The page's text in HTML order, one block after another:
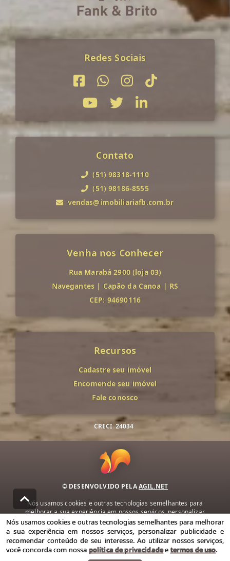
Redes Sociais
Contato
(51) 98318-1110
(51) 98186-8555
vendas@imobiliariafb.com.br
Venha nos Conhecer
Rua Marabá 2900 (loja 03)
Navegantes | Capão da Canoa | RS
CEP: 94690116
Recursos
Cadastre seu imóvel
Encomende seu imóvel
Fale conosco
CRECI 24034
© DESENVOLVIDO PELAAGIL.NET
Nós usamos cookies e outras tecnologias semelhantes para
melhorar a sua experiência em nossos serviços, personalizar
publicidade e recomendar conteúdo de seu interesse. Ao utilizar
nossos serviços, você concorda com nossa política de privacidade e
termos de uso.
Política de Privacidade Termos de uso
Nós usamos cookies e outras tecnologias semelhantes para melhorar
a sua experiência em nossos serviços, personalizar publicidade e
recomendar conteúdo de seu interesse. Ao utilizar nossos serviços,
você concorda com nossa política de privacidadeetermos de uso.